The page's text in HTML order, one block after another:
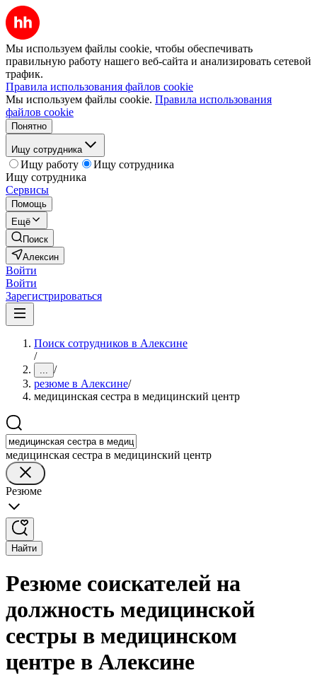
Мы используем файлы cookie, чтобы обеспечивать
правильную работу нашего веб-сайта и анализировать сетевой
трафик.
Правила использования файлов cookie
Мы используем файлы cookie. Правила использования
файлов cookie
Понятно
Ищу сотрудника
Ищу работу
Ищу сотрудника
Ищу сотрудника
Сервисы
Помощь
Ещё
Поиск
Алексин
Войти
Войти
Зарегистрироваться
Поиск сотрудников в Алексине
/
... /
резюме в Алексине/
медицинская сестра в медицинский центр
медицинская сестра в медицинский центр
Резюме
Найти
Резюме соискателей на
должность медицинской
сестры в медицинском
центре в Алексине